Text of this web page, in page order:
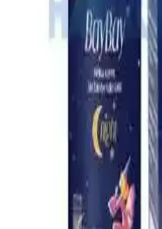
En İyi Bebek Çantası
Ergonomik Modeller
Bebek çantası seçerken
ve ergonomik tasarım gibi önemli
rehberle en uygun modeli kolayca
Çocuklar İçin Güvenli ve
Kullanım ve Güvenlik
Çocuklar için güvenli ve doğal
spreyleri, tahrişi hafifletir ve
uyulduğunda güvenlidir,